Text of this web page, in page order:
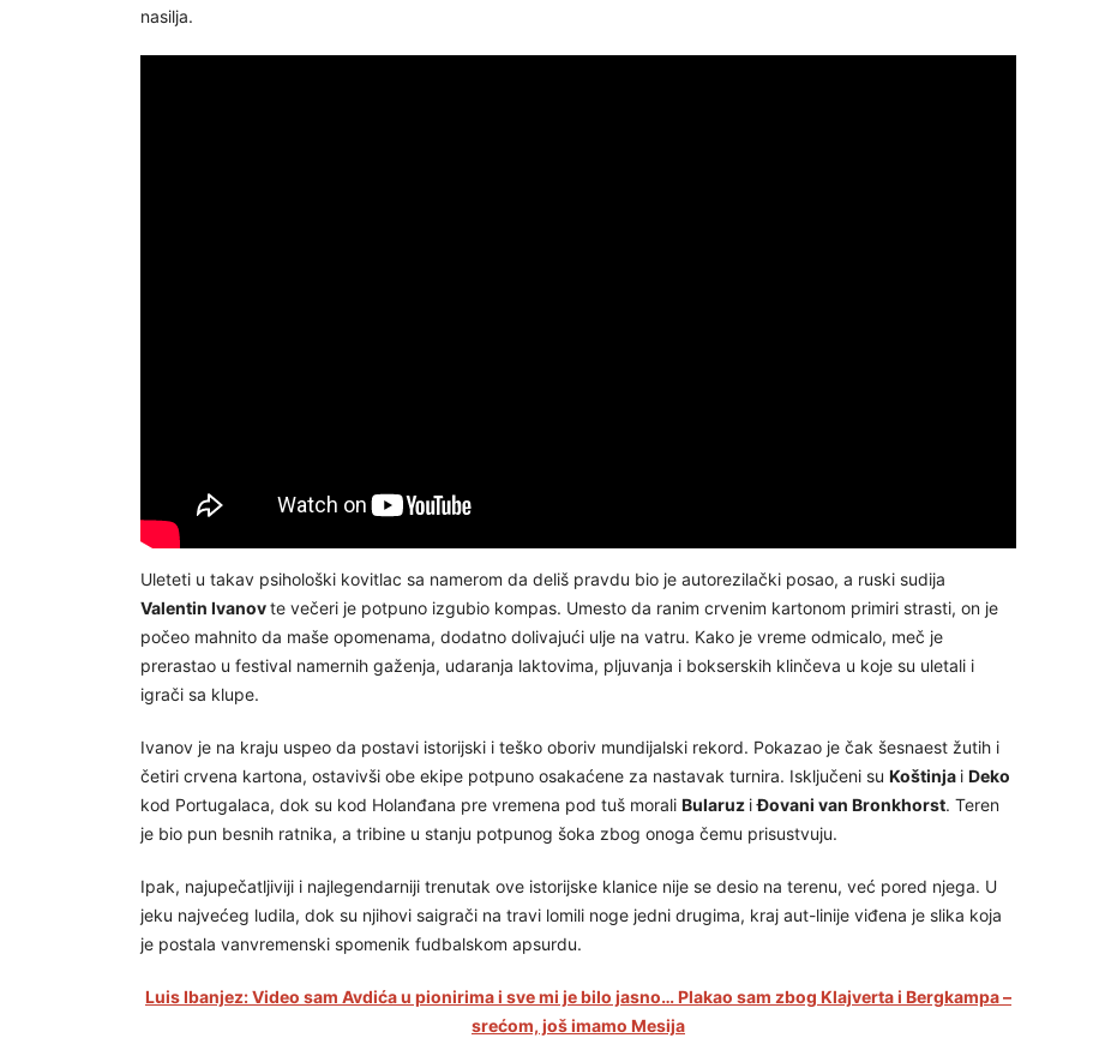
nasilja.
Uleteti u takav psihološki kovitlac sa namerom da deliš pravdu bio je autorezilački posao, a ruski sudija
Valentin Ivanovte večeri je potpuno izgubio kompas. Umesto da ranim crvenim kartonom primiri strasti, on je
počeo mahnito da maše opomenama, dodatno dolivajući ulje na vatru. Kako je vreme odmicalo, meč je
prerastao u festival namernih gaženja, udaranja laktovima, pljuvanja i bokserskih klinčeva u koje su uletali i
igrači sa klupe.
Ivanov je na kraju uspeo da postavi istorijski i teško oboriv mundijalski rekord. Pokazao je čak šesnaest žutih i
četiri crvena kartona, ostavivši obe ekipe potpuno osakaćene za nastavak turnira. Isključeni su Koštinja i Deko
kod Portugalaca, dok su kod Holanđana pre vremena pod tuš morali Bularuz iĐovani van Bronkhorst. Teren
je bio pun besnih ratnika, a tribine u stanju potpunog šoka zbog onoga čemu prisustvuju.
Ipak, najupečatljiviji i najlegendarniji trenutak ove istorijske klanice nije se desio na terenu, već pored njega. U
jeku najvećeg ludila, dok su njihovi saigrači na travi lomili noge jedni drugima, kraj aut-linije viđena je slika koja
je postala vanvremenski spomenik fudbalskom apsurdu.
Luis Ibanjez: Video sam Avdića u pionirima i sve mi je bilo jasno… Plakao sam zbog Klajverta i Bergkampa –
srećom, još imamo Mesija